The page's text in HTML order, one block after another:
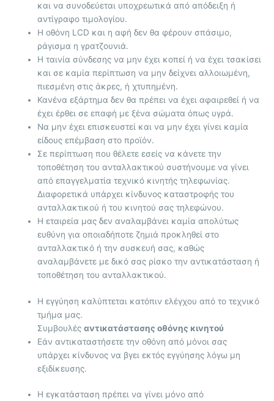
και να συνοδεύεται υποχρεωτικά από απόδειξη ή
αντίγραφο τιμολογίου.
Η οθόνη LCD και η αφή δεν θα φέρουν σπάσιμο,
ράγισμα η γρατζουνιά.
Η ταινία σύνδεσης να μην έχει κοπεί ή να έχει τσακίσει
και σε καμία περίπτωση να μην δείχνει αλλοιωμένη,
πιεσμένη στις άκρες, ή χτυπημένη.
Κανένα εξάρτημα δεν θα πρέπει να έχει αφαιρεθεί ή να
έχει έρθει σε επαφή με ξένα σώματα όπως υγρά.
Να μην έχει επισκευστεί και να μην έχει γίνει καμία
είδους επέμβαση στο προϊόν.
Σε περίπτωση που θέλετε εσείς να κάνετε την
τοποθέτηση του ανταλλακτικού συστήνουμε να γίνει
από επαγγελματία τεχνικό κινητής τηλεφωνίας.
Διαφορετικά υπάρχει κίνδυνος καταστροφής του
ανταλλακτικού ή του κινητού σας τηλεφώνου.
Η εταιρεία μας δεν αναλαμβάνει καμία απολύτως
ευθύνη για οποιαδήποτε ζημιά προκληθεί στο
ανταλλακτικό ή την συσκευή σας, καθώς
αναλαμβάνετε με δικό σας ρίσκο την αντικατάσταση ή
τοποθέτηση του ανταλλακτικού.
Η εγγύηση καλύπτεται κατόπιν ελέγχου από το τεχνικό
τμήμα μας.
Συμβουλέςαντικατάστασης οθόνης κινητού
Εάν αντικαταστήσετε την οθόνη από μόνοι σας
υπάρχει κίνδυνος να βγει εκτός εγγύησης λόγω μη
εξιδίκευσης.
Η εγκατάσταση πρέπει να γίνει μόνο από